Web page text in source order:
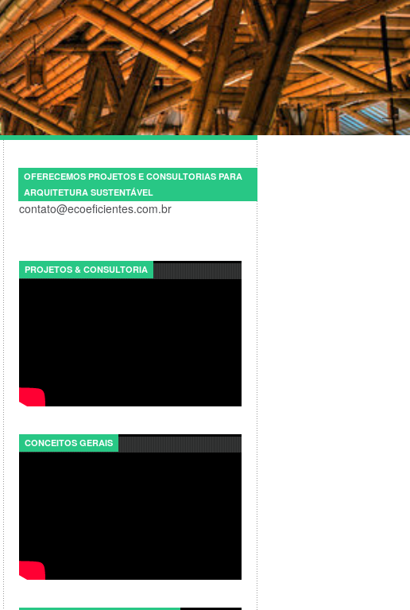
OFERECEMOS PROJETOS E CONSULTORIAS PARA
ARQUITETURA SUSTENTÁVEL
contato@ecoeficientes.com.br
PROJETOS & CONSULTORIA
CONCEITOS GERAIS